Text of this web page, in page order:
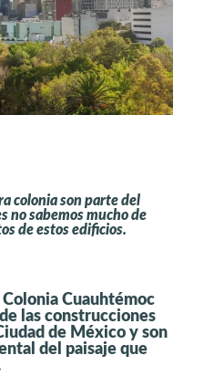
colonia son parte del
no sabemos mucho de
de estos edificios.
Colonia Cuauhtémoc
las construcciones
de México y son
del paisaje que